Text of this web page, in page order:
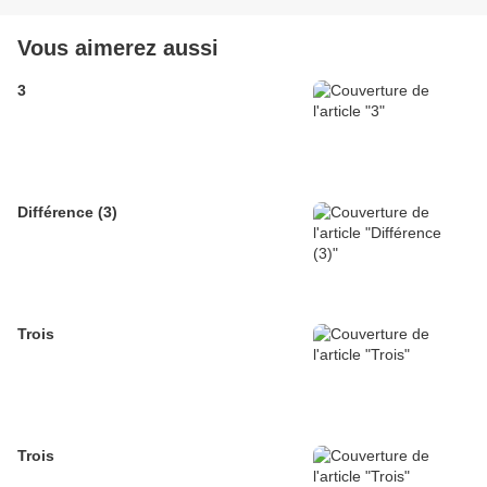
Vous aimerez aussi
3
Différence (3)
Trois
Trois